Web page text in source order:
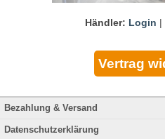
Händler: Login |
Bezahlung & Versand
Datenschutzerklärung